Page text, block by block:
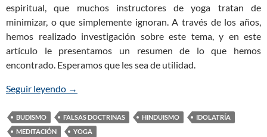
espiritual, que muchos instructores de yoga tratan de
minimizar, o que simplemente ignoran. A través de los años,
hemos realizado investigación sobre este tema, y en este
artículo le presentamos un resumen de lo que hemos
encontrado. Esperamos que les sea de utilidad.
Seguir leyendo Los Peligros del Yoga para los Cristianos
→
BUDISMO FALSAS DOCTRINAS HINDUISMO
IDOLATRÍA
MEDITACIÓN
YOGA